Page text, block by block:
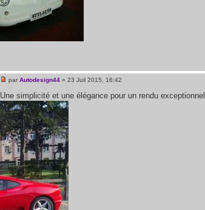
par Autodesign44» 23 Juil 2015, 16:42
Une simplicité et une élégance pour un rendu exceptionnel